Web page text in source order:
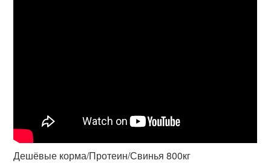
Дешёвые корма/Протеин/Свинья 800кг